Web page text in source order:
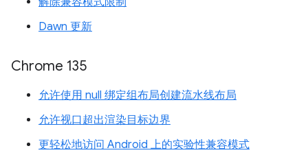
Dawn 更新
Chrome 135
允许使用 null 绑定组布局创建流水线布局
允许视口超出渲染目标边界
更轻松地访问 Android 上的实验性兼容模式